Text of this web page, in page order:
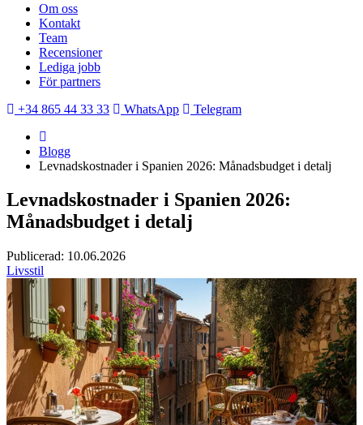
Om oss
Kontakt
Team
Recensioner
Lediga jobb
För partners
+34 865 44 33 33
WhatsApp Telegram
Blogg
Levnadskostnader i Spanien 2026: Månadsbudget i detalj
Levnadskostnader i Spanien 2026:
Månadsbudget i detalj
Publicerad: 10.06.2026
Livsstil